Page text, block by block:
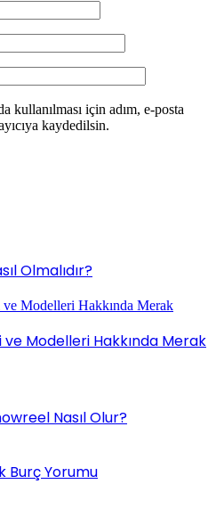
kullanılması için adım, e-posta
kaydedilsin.
Olmalıdır?
ve Modelleri Hakkında Merak
Nasıl Olur?
Burç Yorumu